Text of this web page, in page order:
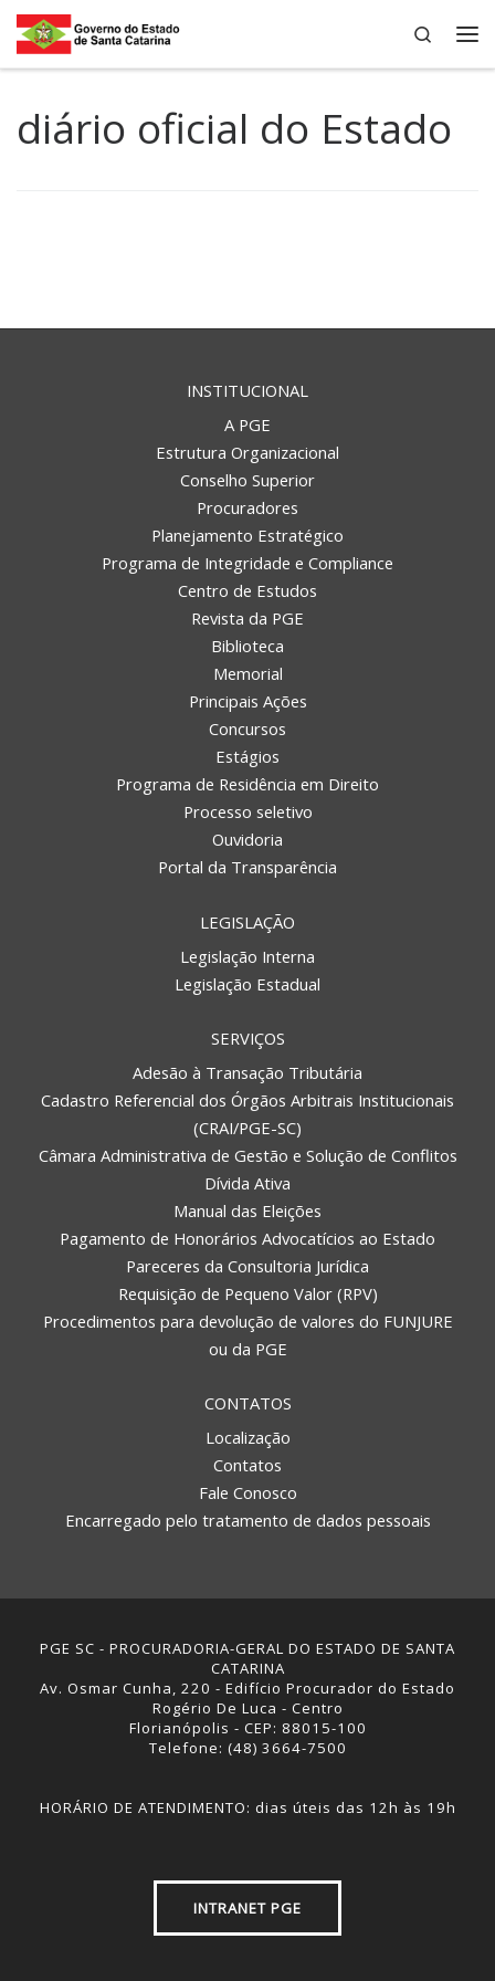
Skip to content
Search
diário oficial do Estado
INSTITUCIONAL
A PGE
Estrutura Organizacional
Conselho Superior
Procuradores
Planejamento Estratégico
Programa de Integridade e Compliance
Centro de Estudos
Revista da PGE
Biblioteca
Memorial
Principais Ações
Concursos
Estágios
Programa de Residência em Direito
Processo seletivo
Ouvidoria
Portal da Transparência
LEGISLAÇÃO
Legislação Interna
Legislação Estadual
SERVIÇOS
Adesão à Transação Tributária
Cadastro Referencial dos Órgãos Arbitrais Institucionais
(CRAI/PGE-SC)
Câmara Administrativa de Gestão e Solução de Conflitos
Dívida Ativa
Manual das Eleições
Pagamento de Honorários Advocatícios ao Estado
Pareceres da Consultoria Jurídica
Requisição de Pequeno Valor (RPV)
Procedimentos para devolução de valores do FUNJURE
ou da PGE
CONTATOS
Localização
Contatos
Fale Conosco
Encarregado pelo tratamento de dados pessoais
PGE SC - PROCURADORIA-GERAL DO ESTADO DE SANTA
CATARINA
Av. Osmar Cunha, 220 - Edifício Procurador do Estado
Rogério De Luca - Centro
Florianópolis - CEP: 88015-100
Telefone: (48) 3664-7500
HORÁRIO DE ATENDIMENTO: dias úteis das 12h às 19h
INTRANET PGE